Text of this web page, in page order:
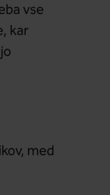
vse
kar
med